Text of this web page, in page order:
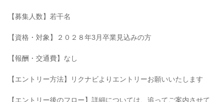
【募集人数】若干名
【資格・対象】２０２８年3月卒業見込みの方
【報酬・交通費】なし
【エントリー方法】リクナビよりエントリーお願いいたします
【エントリー後のフロー】詳細については、追ってご案内させて